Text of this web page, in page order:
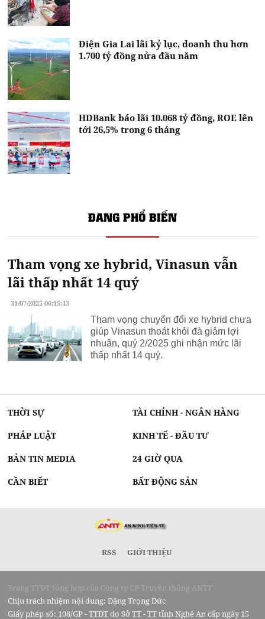
Điện Gia Lai lãi kỷ lục, doanh thu hơn
1.700 tỷ đồng nửa đầu năm
HDBank báo lãi 10.068 tỷ đồng, ROE lên
tới 26,5% trong 6 tháng
ĐANG PHỔ BIẾN
Tham vọng xe hybrid, Vinasun vẫn
lãi thấp nhất 14 quý
31/07/2025 06:15:43
Tham vọng chuyển đổi xe hybrid chưa
giúp Vinasun thoát khỏi đà giảm lợi
nhuận, quý 2/2025 ghi nhận mức lãi
thấp nhất 14 quý.
THỜI SỰ TÀI CHÍNH - NGÂN HÀNG
PHÁP LUẬT KINH TẾ - ĐẦU TƯ
BẢN TIN MEDIA 24 GIỜ QUA
CẦN BIẾT BẤT ĐỘNG SẢN
RSS GIỚI THIỆU
Trang TTĐT tổng hợp của Công ty CP Truyền thông ANTT
Chịu trách nhiệm nội dung: Đặng Trọng Đức
Giấy phép số: 108/GP - TTĐT do Sở TT - TT tỉnh Nghệ An cấp ngày 15